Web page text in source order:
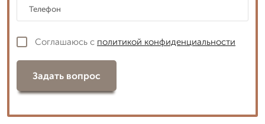
Соглашаюсь с политикой конфиденциальности
Задать вопрос